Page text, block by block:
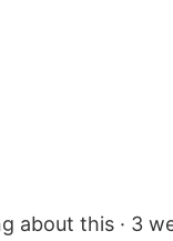
about this · 3